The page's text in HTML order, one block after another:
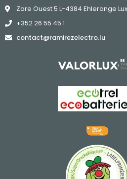
Zare Ouest 5 L-4384 Ehlerange
+352 26 55 45 1
contact@ramirezelectro.lu